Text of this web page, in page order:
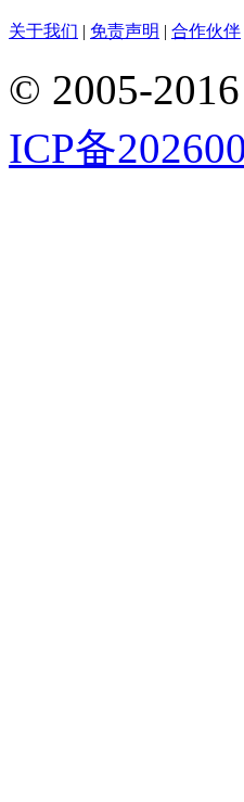
关于我们 | 免责声明 | 合作伙伴
© 2005-
ICP备